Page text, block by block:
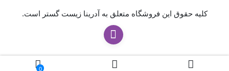
کليه حقوق اين فروشگاه متعلق به آدرینا زیست گستر است.
0